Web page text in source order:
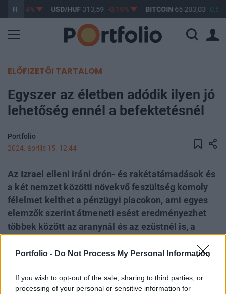
Portfolio - Do Not Process My Personal Information
If you wish to opt-out of the sale, sharing to third parties, or
processing of your personal or sensitive information for
-0,14% USD/HUF313,59 -0,19% BITCOIN 65 203,03
ELŐFIZETŐI TARTALOM
Egyszer az életben adódik ilyen jó
lehetőség ennél a befektetésnél
Portfolio
2024. április 15. 12:44
Az Izrael elleni iráni drón- és rakétatámadások és
a két nemzet közötti növekvő feszültség komoly
félelmet kelthet a pénzügyi piacokon, ami egyes
elemzők szerint átmeneti esést eredményezhet
többek között az aranynál és az ezüstnél is, a
kicsit hosszabb távon nézve ez egy ritka
be a Marketwatch. .